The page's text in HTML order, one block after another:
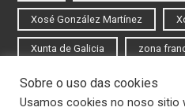
Xosé González Martínez
Xunta de Galicia zona
Iniciar sesión
Sobre o uso das cookies
Usamos cookies no noso sitio